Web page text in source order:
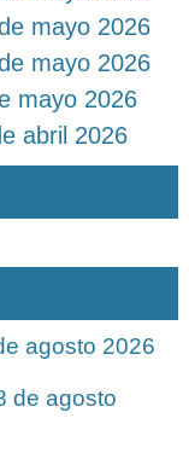
mayo 2026
mayo 2026
mayo 2026
abril 2026
agosto 2026
de agosto